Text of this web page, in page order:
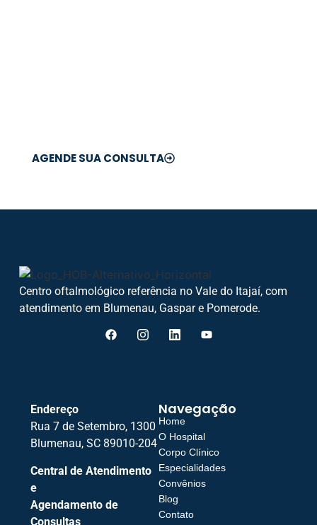
AGENDE SUA CONSULTA
Centro oftalmológico referência no Vale do Itajaí, com
atendimento em Blumenau, Gaspar e Pomerode.
Endereço
Rua 7 de Setembro, 1300
Blumenau, SC 89010-204
Central de Atendimento
e
Agendamento de
Consultas
Navegação
Home
O Hospital
Corpo Clínico
Especialidades
Convênios
Blog
Contato